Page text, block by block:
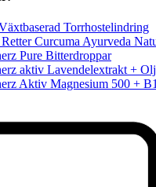
Torrhostelindring
Curcuma Ayurveda
Pure Bitterdroppar
aktiv Lavendelextrakt +
Aktiv Magnesium 500 +